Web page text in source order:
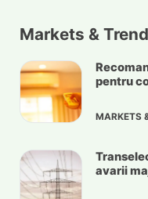
Markets &
pentru
MARKETS
avarii